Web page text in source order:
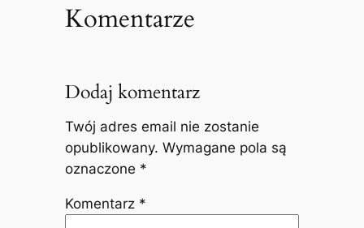
Komentarze
Dodaj komentarz
Twój adres email nie zostanie
opublikowany. Wymagane pola są
oznaczone *
Komentarz *